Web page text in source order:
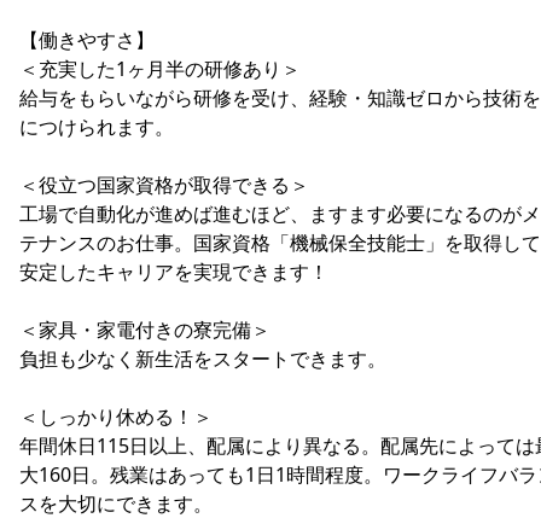
【働きやすさ】
＜充実した1ヶ月半の研修あり＞
給与をもらいながら研修を受け、経験・知識ゼロから技術
につけられます。
＜役立つ国家資格が取得できる＞
工場で自動化が進めば進むほど、ますます必要になるのが
テナンスのお仕事。国家資格「機械保全技能士」を取得し
安定したキャリアを実現できます！
＜家具・家電付きの寮完備＞
負担も少なく新生活をスタートできます。
＜しっかり休める！＞
年間休日115日以上、配属により異なる。配属先によっては
大160日。残業はあっても1日1時間程度。ワークライフバ
スを大切にできます。